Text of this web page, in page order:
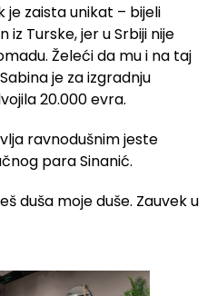
je zaista unikat – bijeli
Turske, jer u Srbiji nije
Želeći da mu i na taj
je za izgradnju
20.000 evra.
ravnodušnim jeste
para Sinanić.
duša moje duše. Zauvek u